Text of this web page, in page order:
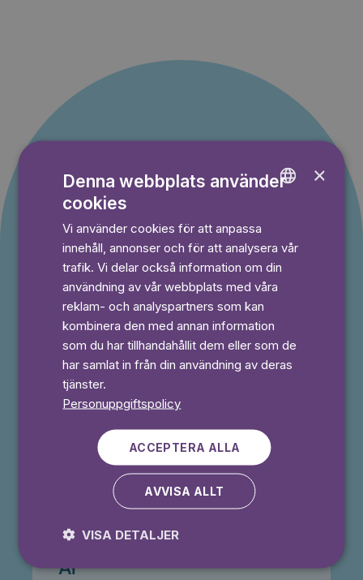
Erbjudande till nya
Du betalar inget under provperioden och kan
avsluta din prenumeration när som helst.
⭐️ Offer!
Månad
49,50 kr
50% rabatt i 3 månader
Läs och lyssna obegränsat
Prova 7 dagar gratis
År
×
Denna webbplats använder
cookies
Vi använder cookies för att anpassa
innehåll, annonser och för att analysera vår
trafik. Vi delar också information om din
användning av vår webbplats med våra
reklam- och analyspartners som kan
kombinera den med annan information
som du har tillhandahållit dem eller som de
har samlat in från din användning av deras
tjänster.
Personuppgiftspolicy
ACCEPTERA ALLA
AVVISA ALLT
VISA DETALJER